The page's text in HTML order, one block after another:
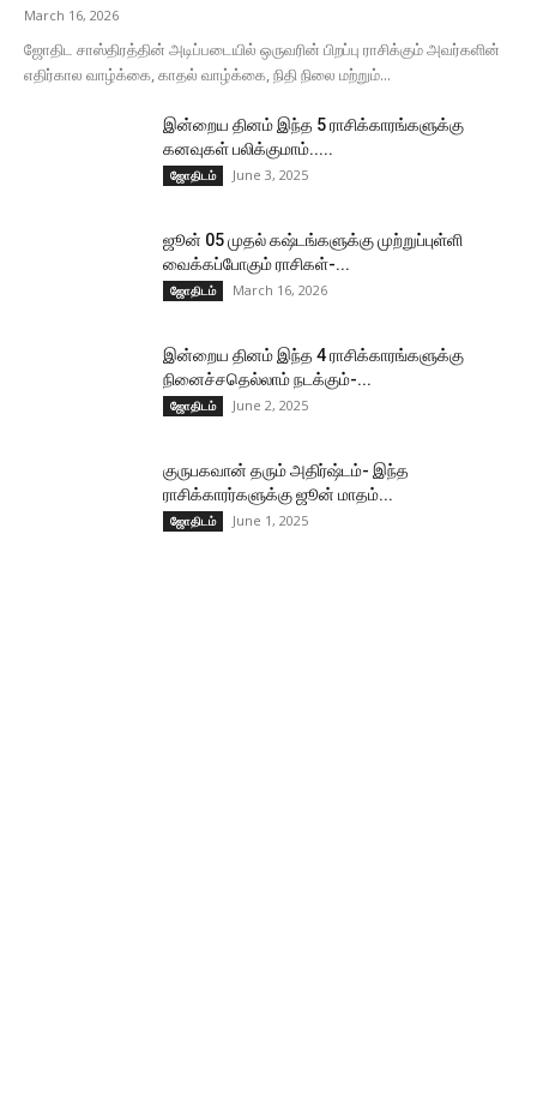
March 16, 2026
ஜோதிட சாஸ்திரத்தின் அடிப்படையில் ஒருவரின் பிறப்பு ராசிக்கும் அவர்களின்
எதிர்கால வாழ்க்கை, காதல் வாழ்க்கை, நிதி நிலை மற்றும்...
இன்றைய தினம் இந்த 5 ராசிக்காரங்களுக்கு
கனவுகள் பலிக்குமாம்.....
ஜோதிடம் June 3, 2025
ஜூன் 05 முதல் கஷ்டங்களுக்கு முற்றுப்புள்ளி
வைக்கப்போகும் ராசிகள்-...
ஜோதிடம் March 16, 2026
இன்றைய தினம் இந்த 4 ராசிக்காரங்களுக்கு
நினைச்சதெல்லாம் நடக்கும்-...
ஜோதிடம் June 2, 2025
குருபகவான் தரும் அதிர்ஷ்டம்- இந்த
ராசிக்காரர்களுக்கு ஜூன் மாதம்...
ஜோதிடம் June 1, 2025